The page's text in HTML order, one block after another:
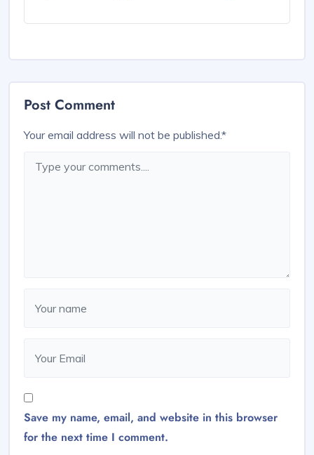
Post Comment
Your email address will not be published.*
Save my name, email, and website in this browser
for the next time I comment.